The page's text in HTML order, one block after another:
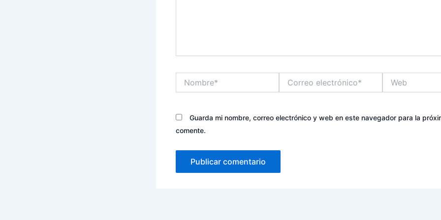
electrónico*
Guarda mi nombre, correo electrónico y web en este navegador para la
comente.